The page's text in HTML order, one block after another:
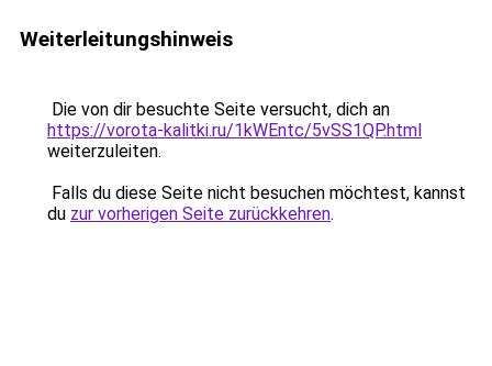
Weiterleitungshinweis
Die von dir besuchte Seite versucht, dich an
https://vorota-kalitki.ru/1kWEntc/5vSS1QP.html
weiterzuleiten.
Falls du diese Seite nicht besuchen möchtest, kannst
du zur vorherigen Seite zurückkehren.